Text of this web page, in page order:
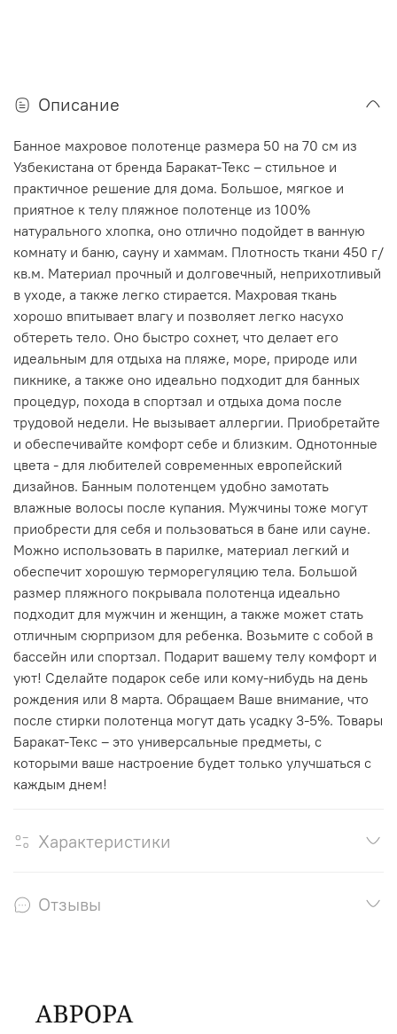
Описание
Банное махровое полотенце размера 50 на 70 см из
Узбекистана от бренда Баракат-Текс – стильное и
практичное решение для дома. Большое, мягкое и
приятное к телу пляжное полотенце из 100%
натурального хлопка, оно отлично подойдет в ванную
комнату и баню, сауну и хаммам. Плотность ткани 450 г/
кв.м. Материал прочный и долговечный, неприхотливый
в уходе, а также легко стирается. Махровая ткань
хорошо впитывает влагу и позволяет легко насухо
обтереть тело. Оно быстро сохнет, что делает его
идеальным для отдыха на пляже, море, природе или
пикнике, а также оно идеально подходит для банных
процедур, похода в спортзал и отдыха дома после
трудовой недели. Не вызывает аллергии. Приобретайте
и обеспечивайте комфорт себе и близким. Однотонные
цвета - для любителей современных европейский
дизайнов. Банным полотенцем удобно замотать
влажные волосы после купания. Мужчины тоже могут
приобрести для себя и пользоваться в бане или сауне.
Можно использовать в парилке, материал легкий и
обеспечит хорошую терморегуляцию тела. Большой
размер пляжного покрывала полотенца идеально
подходит для мужчин и женщин, а также может стать
отличным сюрпризом для ребенка. Возьмите с собой в
бассейн или спортзал. Подарит вашему телу комфорт и
уют! Сделайте подарок себе или кому-нибудь на день
рождения или 8 марта. Обращаем Ваше внимание, что
после стирки полотенца могут дать усадку 3-5%. Товары
Баракат-Текс – это универсальные предметы, с
которыми ваше настроение будет только улучшаться с
каждым днем!
Характеристики
Отзывы